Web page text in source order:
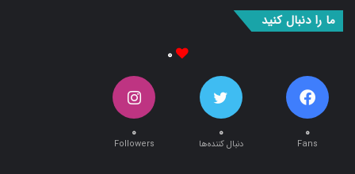
ما را دنبال کنید
۰
۰
Fans
۰
دنبال کننده‌ها
۰
Followers